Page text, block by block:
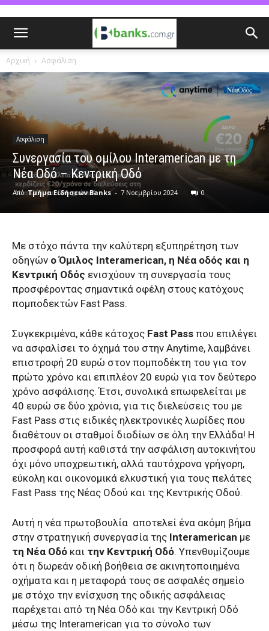
Αρχική Ασφάλιση
Ασφάλιση
Συνεργασία του ομίλου Interamerican με τη
Νέα Οδό – Κεντρική Οδό
Από Τμήμα Ειδήσεων Banks - 7 Νοεμβρίου 2024 0
Με στόχο πάντα την καλύτερη εξυπηρέτηση των
οδηγών ο Όμιλος Interamerican, η Νέα οδός και η
Κεντρική Οδός ενισχύουν τη συνεργασία τους
προσφέροντας σημαντικά οφέλη στους κατόχους
πομποδεκτών Fast Pass.
Συγκεκριμένα, κάθε κάτοχος Fast Pass που επιλέγει
να ασφαλίσει το όχημά του στην Anytime, λαμβάνει
επιστροφή 20 ευρώ στον πομποδέκτη του για τον
πρώτο χρόνο και επιπλέον 20 ευρώ για τον δεύτερο
χρόνο ασφάλισης. Έτσι, συνολικά επωφελείται με
40 ευρώ σε δύο χρόνια, για τις διελεύσεις του με
Fast Pass στις ειδικές ηλεκτρονικές λωρίδες που
διαθέτουν οι σταθμοί διοδίων σε όλη την Ελλάδα! Η
προσφορά αυτή καθιστά την ασφάλιση αυτοκινήτου
όχι μόνο υποχρεωτική, αλλά ταυτόχρονα γρήγορη,
εύκολη και οικονομικά ελκυστική για τους πελάτες
Fast Pass της Nέας Οδού και της Κεντρικής Οδού.
Αυτή η νέα πρωτοβουλία αποτελεί ένα ακόμη βήμα
στην στρατηγική συνεργασία της Interamerican με
τη Νέα Οδό και την Κεντρική Οδό. Υπενθυμίζουμε
ότι η δωρεάν οδική βοήθεια σε ακινητοποιημένα
οχήματα και η μεταφορά τους σε ασφαλές σημείο
με στόχο την ενίσχυση της οδικής ασφάλειας
παρέχεται από τη Νέα Οδό και την Κεντρική Οδό
μέσω της Interamerican για το σύνολο των